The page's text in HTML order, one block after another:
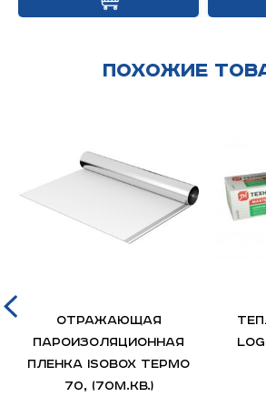
Похожие
ОТРАЖАЮЩАЯ
ПАРОИЗОЛЯЦИОННАЯ
ПЛЕНКА ISOBOX ТЕРМО
70, (70м.кв.)